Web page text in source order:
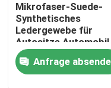
Qualitätskontrolle
Kontakt
Mikrofaser-Suede-
Synthetisches
Ledergewebe für
Autositze Automobil-
Trim-Kissen Sofa-
Tasche Brieftasche
Schuhkasten
Anfrage